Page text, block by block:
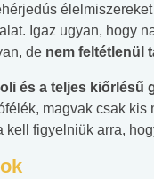
Igaz ugyan, hogy
de nem feltétlenül
és a teljes
magvak csak kis
figyelniük arra,